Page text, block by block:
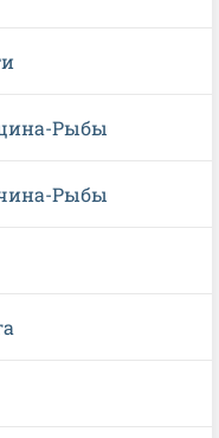
Рыбы
Рыбы